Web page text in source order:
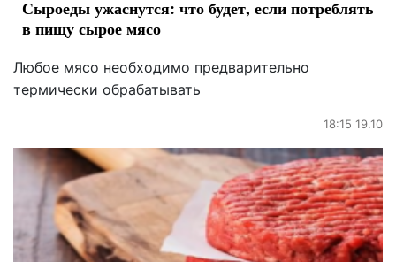
Сыроеды ужаснутся: что будет, если потреблять
в пищу сырое мясо
Любое мясо необходимо предварительно
термически обрабатывать
18:15 19.10